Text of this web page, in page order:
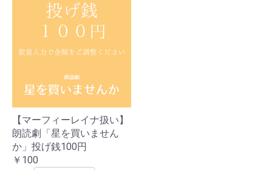
【マーフィーレイナ扱い】
朗読劇「星を買いません
か」投げ銭100円
￥100